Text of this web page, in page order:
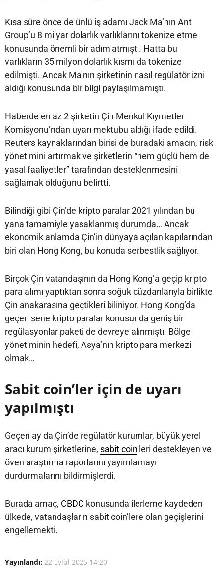
Kısa süre önce de ünlü iş adamı Jack Ma’nın Ant
Group’u 8 milyar dolarlık varlıklarını tokenize etme
konusunda önemli bir adım atmıştı. Hatta bu
varlıkların 35 milyon dolarlık kısmı da tokenize
edilmişti. Ancak Ma’nın şirketinin nasıl regülatör izni
aldığı konusunda bir bilgi paylaşılmamıştı.
Haberde en az 2 şirketin Çin Menkul Kıymetler
Komisyonu’ndan uyarı mektubu aldığı ifade edildi.
Reuters kaynaklarından birisi de buradaki amacın, risk
yönetimini artırmak ve şirketlerin “hem güçlü hem de
yasal faaliyetler” tarafından desteklenmesini
sağlamak olduğunu belirtti.
Bilindiği gibi Çin’de kripto paralar 2021 yılından bu
yana tamamiyle yasaklanmış durumda… Ancak
ekonomik anlamda Çin’in dünyaya açılan kapılarından
biri olan Hong Kong, bu konuda serbestlik sağlıyor.
Birçok Çin vatandaşının da Hong Kong’a geçip kripto
para alımı yaptıktan sonra soğuk cüzdanlarıyla birlikte
Çin anakarasına geçtikleri biliniyor. Hong Kong’da
geçen sene kripto paralar konusunda geniş bir
regülasyonlar paketi de devreye alınmıştı. Bölge
yönetiminin hedefi, Asya’nın kripto para merkezi
olmak…
Sabit coin’ler için de uyarı
yapılmıştı
Geçen ay da Çin’de regülatör kurumlar, büyük yerel
aracı kurum şirketlerine, sabit coin’leri destekleyen ve
öven araştırma raporlarını yayımlamayı
durdurmalarını bildirmişlerdi.
Burada amaç, CBDC konusunda ilerleme kaydeden
ülkede, vatandaşların sabit coin’lere olan geçişlerini
engellemekti.
Yayınlandı: 22 Eylül 2025 14:20